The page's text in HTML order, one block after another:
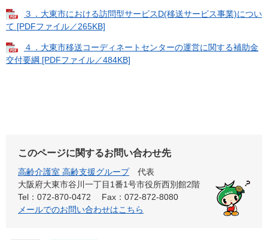
３．大東市における訪問型サービスD(移送サービス事業)につい
て [PDFファイル／265KB]
４．大東市移送コーディネートセンターの運営に関する補助金
交付要綱 [PDFファイル／484KB]
このページに関するお問い合わせ先
高齢介護室 高齢支援グループ
代表
大阪府大東市谷川一丁目1番1号市役所西別館2階
Tel：072-870-0472
Fax：072-872-8080
メールでのお問い合わせはこちら